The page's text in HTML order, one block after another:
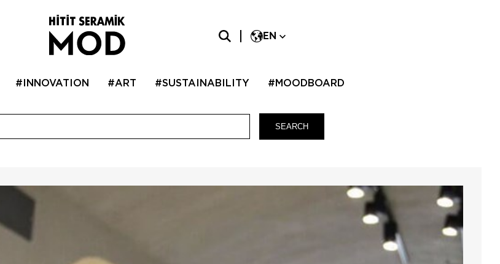
EN
#INNOVATION #ART #SUSTAINABILITY #MOODBOARD